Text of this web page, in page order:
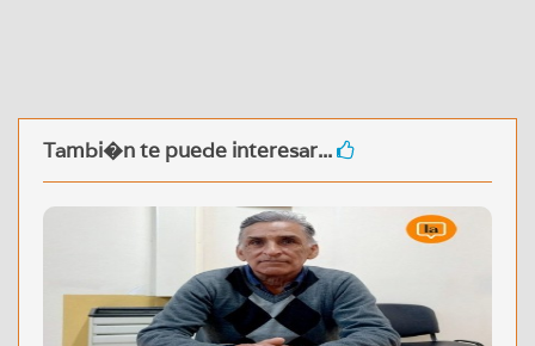
Tambi�n te puede interesar...